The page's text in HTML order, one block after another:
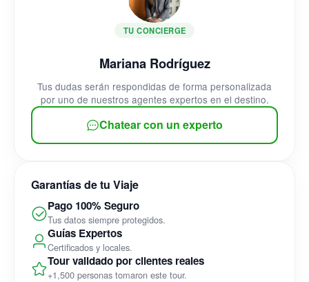
TU CONCIERGE
Mariana Rodríguez
Tus dudas serán respondidas de forma personalizada
por uno de nuestros agentes expertos en el destino.
Chatear con un experto
Garantías de tu Viaje
Pago 100% Seguro
Tus datos siempre protegidos.
Guías Expertos
Certificados y locales.
Tour validado por clientes reales
+1,500 personas tomaron este tour.